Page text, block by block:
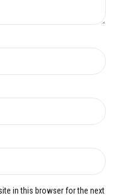
in this browser for the next